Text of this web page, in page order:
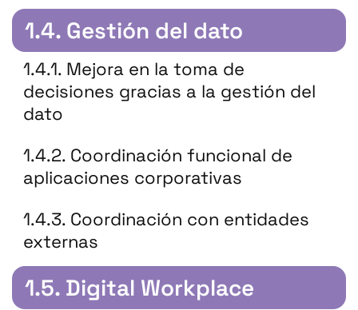
1.4. Gestión del dato
1.4.1. Mejora en la toma de
decisiones gracias a la gestión del
dato
1.4.2. Coordinación funcional de
aplicaciones corporativas
1.4.3. Coordinación con entidades
externas
1.5. Digital Workplace